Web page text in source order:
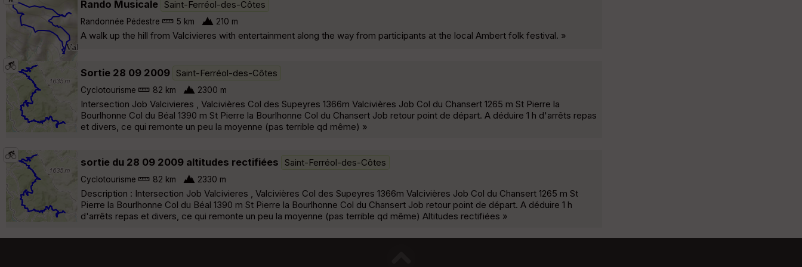
Rando Musicale Saint-Ferréol-des-Côtes
Randonnée Pédestre 5 km 210 m
A walk up the hill from Valcivieres with entertainment along the way from participants at the local Ambert folk festival. »
Sortie 28 09 2009 Saint-Ferréol-des-Côtes
Cyclotourisme 82 km 2300 m
Intersection Job Valcivieres , Valcivières Col des Supeyres 1366m Valcivières Job Col du Chansert 1265 m St Pierre la
Bourlhonne Col du Béal 1390 m St Pierre la Bourlhonne Col du Chansert Job retour point de départ. A déduire 1 h d'arrêts repas
et divers, ce qui remonte un peu la moyenne (pas terrible qd même) »
sortie du 28 09 2009 altitudes rectifiées Saint-Ferréol-des-Côtes
Cyclotourisme 82 km 2330 m
Description : Intersection Job Valcivieres , Valcivières Col des Supeyres 1366m Valcivières Job Col du Chansert 1265 m St
Pierre la Bourlhonne Col du Béal 1390 m St Pierre la Bourlhonne Col du Chansert Job retour point de départ. A déduire 1 h
d'arrêts repas et divers, ce qui remonte un peu la moyenne (pas terrible qd même) Altitudes rectifiées »